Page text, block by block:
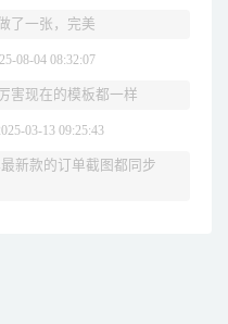
了一张，完美
08-04 08:32:07
害现在的模板都一样
03-13 09:25:43
新款的订单截图都同步